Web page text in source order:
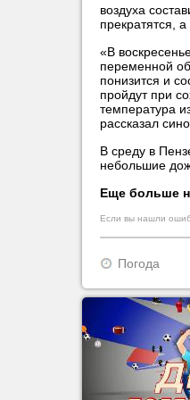
воздуха
прекратятся,
«В
переменной
понизится и
пройдут при
температура
рассказал
В среду в
небольшие
Еще больше
Если вы нашли
Погода